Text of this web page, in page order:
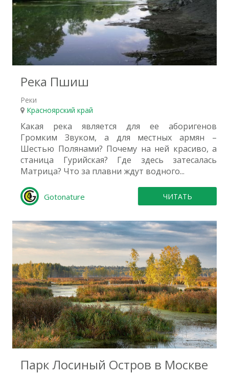
0
Река Пшиш
Реки
Красноярский край
Какая река является для ее аборигенов
Громким Звуком, а для местных армян –
Шестью Полянами? Почему на ней красиво, а
станица Гурийская? Где здесь затесалась
Матрица? Что за плавни ждут водного...
Gotonature ЧИТАТЬ
0
Парк Лосиный Остров в Москве